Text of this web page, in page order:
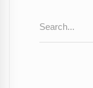
for: